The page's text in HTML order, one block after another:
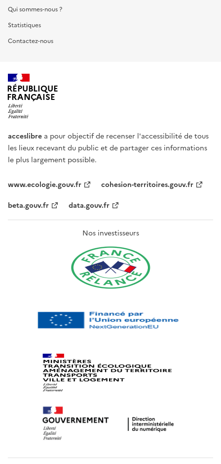
Qui sommes-nous ?
Statistiques
Contactez-nous
RÉPUBLIQUE
FRANÇAISE
acceslibre a pour objectif de recenser l'accessibilité de tous
les lieux recevant du public et de partager ces informations
le plus largement possible.
www.ecologie.gouv.fr
cohesion-territoires.gouv.fr
beta.gouv.fr
data.gouv.fr
Nos investisseurs